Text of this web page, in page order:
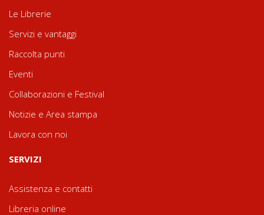
Le Librerie
Servizi e vantaggi
Raccolta punti
Eventi
Collaborazioni e Festival
Notizie e Area stampa
Lavora con noi
SERVIZI
Assistenza e contatti
Libreria online